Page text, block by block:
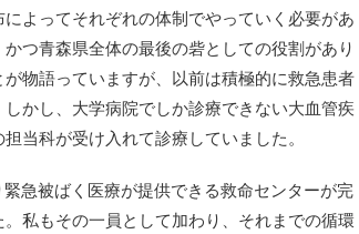
よってそれぞれの体制でやっていく必要があ
つ青森県全体の最後の砦としての役割があり
物語っていますが、以前は積極的に救急患者
かし、大学病院でしか診療できない大血管疾
当科が受け入れて診療していました。
急被ばく医療が提供できる救命センターが完
私もその一員として加わり、それまでの循環